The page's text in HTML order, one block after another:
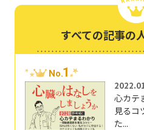
すべての記事の
No.1
心カテ
見る
た...